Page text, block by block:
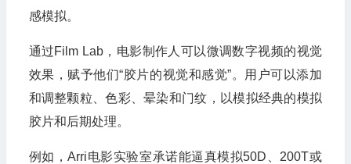
感模拟。
通过Film Lab，电影制作人可以微调数字视频的视觉
效果，赋予他们“胶片的视觉和感觉”。用户可以添加
和调整颗粒、色彩、晕染和门纹，以模拟经典的模拟
胶片和后期处理。
例如，Arri电影实验室承诺能逼真模拟50D、200T或